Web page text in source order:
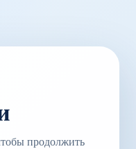
продолжить